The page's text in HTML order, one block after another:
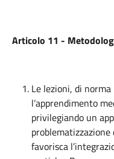
Articolo 11 -
Le lezioni, di
l’apprendimento
privilegiando un
favorisca